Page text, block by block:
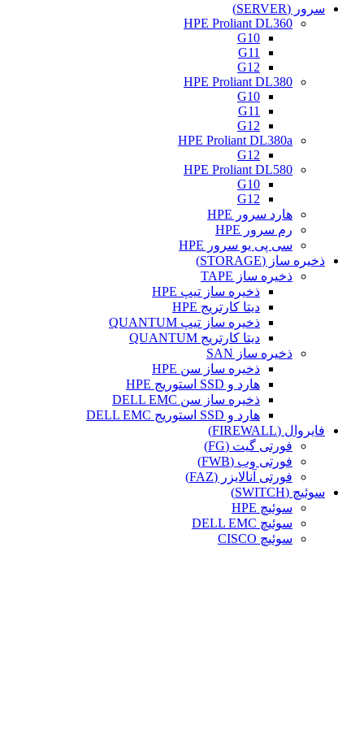
سرور (SERVER)
HPE Proliant DL360
G10
G11
G12
HPE Proliant DL380
G10
G11
G12
HPE Proliant DL380a
G12
HPE Proliant DL580
G10
G12
هارد سرور HPE
رم سرور HPE
سی پی یو سرور HPE
ذخیره ساز (STORAGE)
ذخیره ساز TAPE
ذخیره ساز تیپ HPE
دیتا کارتریج HPE
ذخیره ساز تیپ QUANTUM
دیتا کارتریج QUANTUM
ذخیره ساز SAN
ذخیره ساز سن HPE
هارد و SSD استوریج HPE
ذخیره ساز سن DELL EMC
هارد و SSD استوریج DELL EMC
فایروال (FIREWALL)
فورتی گیت (FG)
فورتی وب (FWB)
فورتی آنالایزر (FAZ)
سوئیچ (SWITCH)
سوئیچ HPE
سوئیچ DELL EMC
سوئیچ CISCO